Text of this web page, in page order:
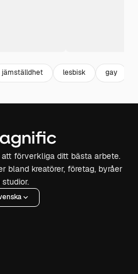
jämställdhet lesbisk gay
förverkliga ditt bästa arbete.
bland kreatörer, företag, byråer